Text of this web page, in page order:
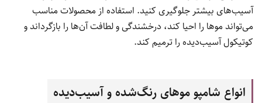
آسیب‌های بیشتر جلوگیری کنید. استفاده از محصولات مناسب
می‌تواند موها را احیا کند، درخشندگی و لطافت آن‌ها را بازگرداند و
کوتیکول آسیب‌دیده را ترمیم کند.
انواع شامپو موهای رنگ‌شده و آسیب‌دیده